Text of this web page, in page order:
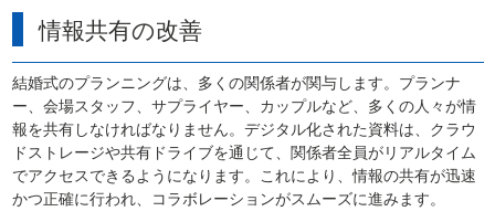
情報共有の改善
結婚式のプランニングは、多くの関係者が関与します。プランナ
ー、会場スタッフ、サプライヤー、カップルなど、多くの人々が情
報を共有しなければなりません。デジタル化された資料は、クラウ
ドストレージや共有ドライブを通じて、関係者全員がリアルタイム
でアクセスできるようになります。これにより、情報の共有が迅速
かつ正確に行われ、コラボレーションがスムーズに進みます。